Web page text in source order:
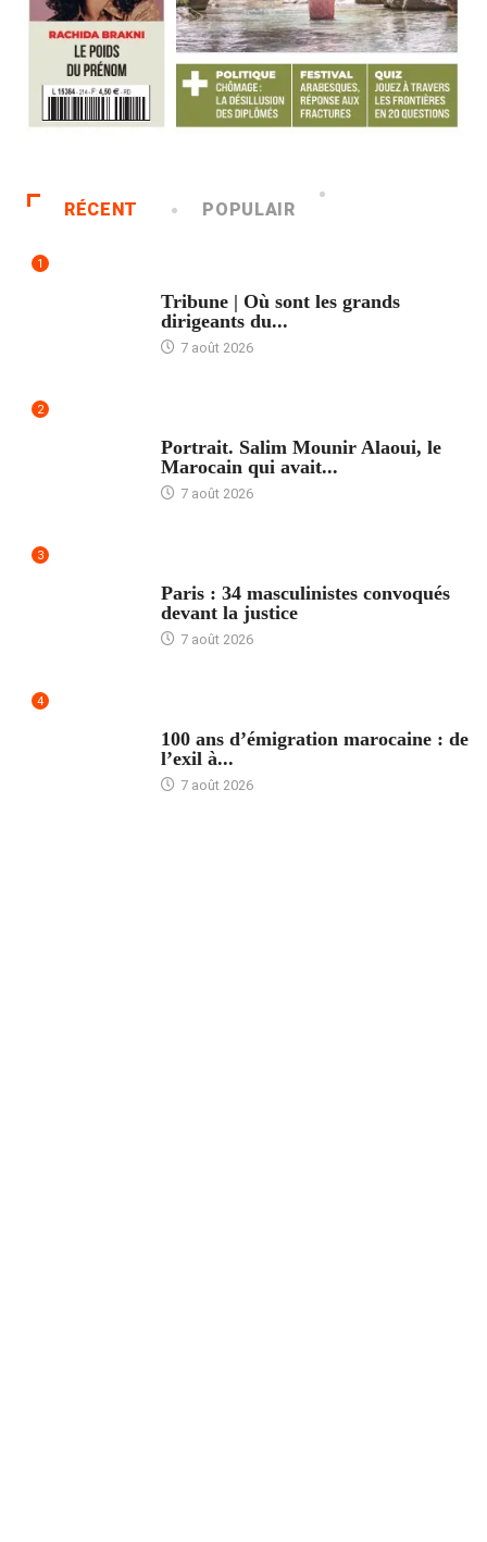
RÉCENT POPULAIR
1
Tribune | Où sont les grands
dirigeants du...
7 août 2026
2
Portrait. Salim Mounir Alaoui, le
Marocain qui avait...
7 août 2026
3
Paris : 34 masculinistes convoqués
devant la justice
7 août 2026
4
100 ans d’émigration marocaine : de
l’exil à...
7 août 2026